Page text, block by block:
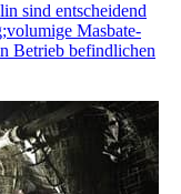
sind entscheidend
Masbate-
Betrieb befindlichen